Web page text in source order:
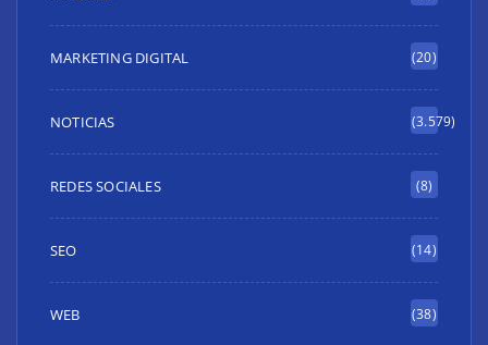
MARKETING DIGITAL (20)
NOTICIAS (3.579)
REDES SOCIALES (8)
SEO (14)
WEB (38)